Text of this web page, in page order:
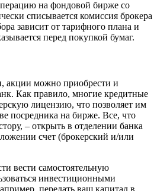
на фондовой бирже со
списывается комиссия брокера
зависит от тарифного плана и
перед покупкой бумаг.
можно приобрести и
Как правило, многие кредитные
лицензию, что позволяет им
посредника на бирже. Все, что
– открыть в отделении банка
счет (брокерский и/или
вести самостоятельную
инвестиционными
передать ваш капитал в